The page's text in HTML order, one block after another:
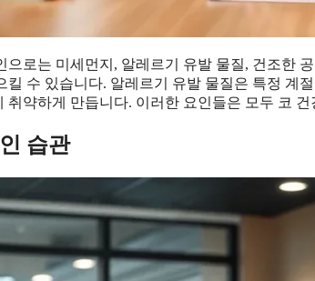
으로는 미세먼지, 알레르기 유발 물질, 건조한
킬 수 있습니다. 알레르기 유발 물질은 특정 계
취약하게 만듭니다. 이러한 요인들은 모두 코
습관